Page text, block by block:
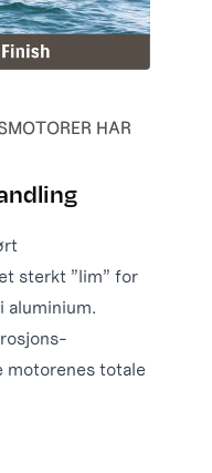
HAR
sterkt ”lim” for
aluminium.
motorenes totale